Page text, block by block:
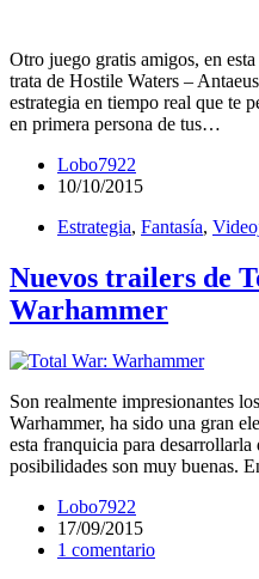
Otro juego gratis amigos, en
trata de Hostile Waters –
estrategia en tiempo real que te
en primera persona de tus…
Lobo7922
10/10/2015
Estrategia, Fantasía,
Nuevos trailers de
Warhammer
Son realmente impresionantes
Warhammer, ha sido una gran
esta franquicia para desarrollarla
posibilidades son muy buenas.
Lobo7922
17/09/2015
1 comentario